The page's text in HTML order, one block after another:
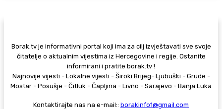
Borak.tv je informativni portal koji ima za cilj izvještavati sve svoje
čitatelje o aktualnim vijestima iz Hercegovine i regije. Ostanite
informirani i pratite borak.tv !
Najnovije vijesti - Lokalne vijesti - Široki Brijeg- Ljubuški - Grude -
Mostar - Posušje - Čitluk - Čapljina - Livno - Sarajevo - Banja Luka
Kontaktirajte nas na e-mail:: borakinfo1@gmail.com